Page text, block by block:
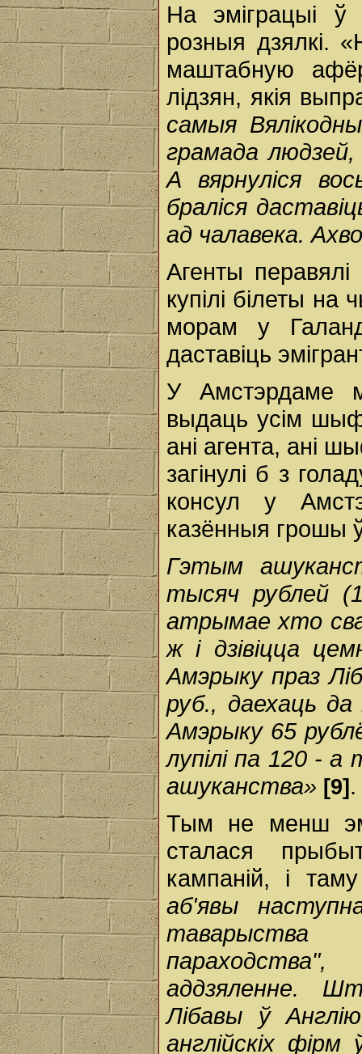
На эміграцыі
розныя дзялкі.
маштабную
лідзян, якія
самыя
грамада людзей,
А вярнуліся
браліся
ад чалавека.
Агенты перавялі
купілі білеты
морам у
даставіць
У Амстэрдаме
выдаць усім
ані агента, ані
загінулі б з
консул у
казённыя грошы
Гэтым
тысяч рублей
атрымае хто
ж і дзівіцца
Амэрыку праз
руб., даехаць
Амэрыку 65
лупілі па 120 -
ашуканства» [9] .
Тым не менш
сталася
кампаній, і
аб'явы
таварыства
аддзяленне.
Лібавы ў
англійскіх